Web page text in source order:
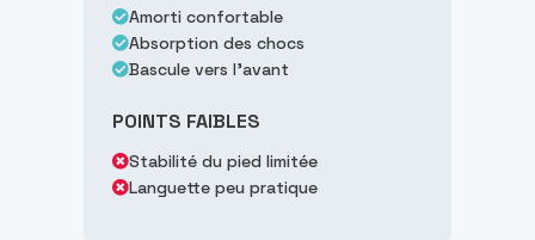
Amorti confortable
Absorption des chocs
Bascule vers l'avant
POINTS FAIBLES
Stabilité du pied limitée
Languette peu pratique